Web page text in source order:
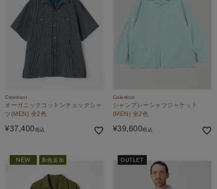
Caledoor
オーガニックコットンチェックシャ
ツ(MEN) 全2色
¥37,400税込
Caledoor
シャンブレーシャツジャケット
(MEN) 全2色
¥39,600税込
NEW 新色追加 OUTLET